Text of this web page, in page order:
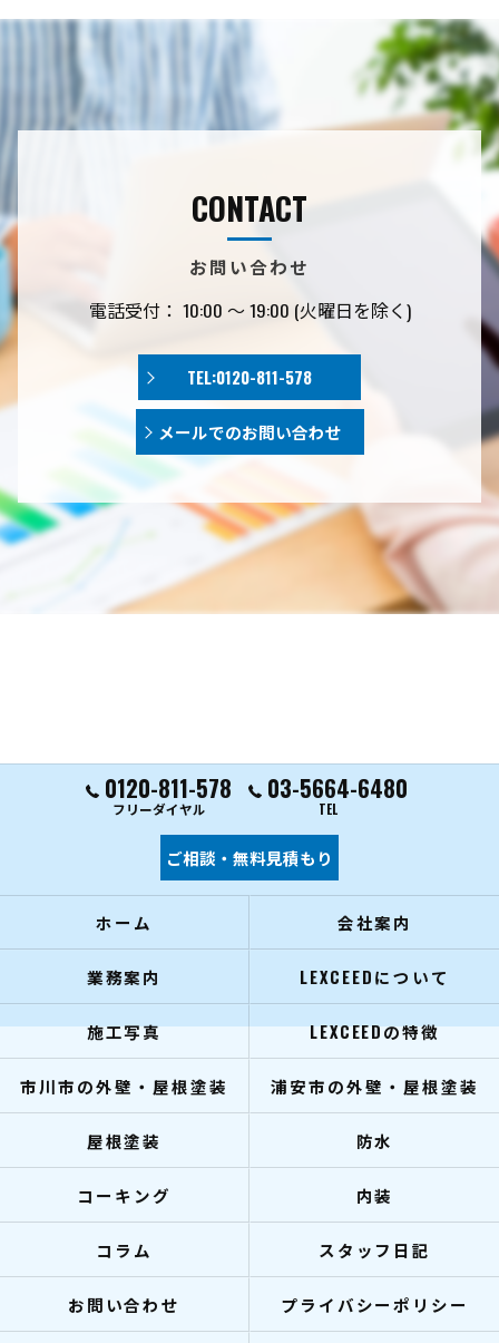
お問い合わせ
CONTACT
電話受付： 10:00 〜 19:00 (火曜日を除く)
TEL:0120-811-578
メールでのお問い合わせ
0120-811-578
フリーダイヤル
03-5664-6480
TEL
ご相談・無料見積もり
ホーム 会社案内
業務案内 LEXCEEDについて
施工写真 LEXCEEDの特徴
市川市の外壁・屋根塗装 浦安市の外壁・屋根塗装
屋根塗装 防水
コーキング 内装
コラム スタッフ日記
お問い合わせ プライバシーポリシー